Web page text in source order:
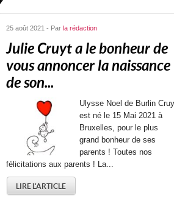
25 août 2021 - Par la rédaction
Julie Cruyt a le bonheur de
vous annoncer la naissance
de son...
Ulysse Noel de Burlin
est né le 15 Mai 2021 à
Bruxelles, pour le plus
grand bonheur de ses
parents ! Toutes nos
félicitations aux parents ! La...
LIRE L'ARTICLE